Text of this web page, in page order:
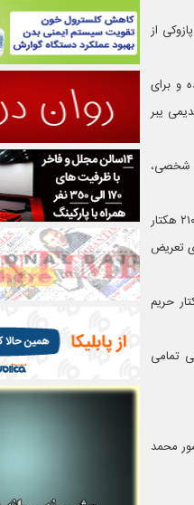
از
و برای
یبر
شخصی،
وی گفت: پاکدشت از ۴۱۰ هکتار اراضی مربوط به کوره‌های آجرپزی برخوردار است که ۲۰۰ هکتار آن در محدوده قانونی شهر و ۲۱۰ هکتار
تعریض
فرون آباد با وسعت ۱۵۰۰ هکتار، از ۱۶۱ هکتار محدوده شهری و یک هزار و ۳۳۹ هکتار حریم
تمامی
محمد